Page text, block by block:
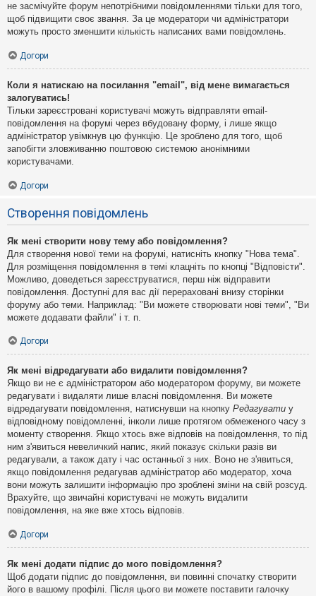
не засмічуйте форум непотрібними повідомленнями тільки для того,
щоб підвищити своє звання. За це модератори чи адміністратори
можуть просто зменшити кількість написаних вами повідомлень.
Догори
Коли я натискаю на посилання "email", від мене вимагається
залогуватись!
Тільки зареєстровані користувачі можуть відправляти email-
повідомлення на форумі через вбудовану форму, і лише якщо
адміністратор увімкнув цю функцію. Це зроблено для того, щоб
запобігти зловживанню поштовою системою анонімними
користувачами.
Догори
Створення повідомлень
Як мені створити нову тему або повідомлення?
Для створення нової теми на форумі, натисніть кнопку "Нова тема".
Для розміщення повідомлення в темі клацніть по кнопці "Відповісти".
Можливо, доведеться зареєструватися, перш ніж відправити
повідомлення. Доступні для вас дії перераховані внизу сторінки
форуму або теми. Наприклад: "Ви можете створювати нові теми", "Ви
можете додавати файли" і т. п.
Догори
Як мені відредагувати або видалити повідомлення?
Якщо ви не є адміністратором або модератором форуму, ви можете
редагувати і видаляти лише власні повідомлення. Ви можете
відредагувати повідомлення, натиснувши на кнопку Редагувати у
відповідному повідомленні, інколи лише протягом обмеженого часу з
моменту створення. Якщо хтось вже відповів на повідомлення, то під
ним з'явиться невеличкий напис, який показує скільки разів ви
редагували, а також дату і час останньої з них. Воно не з'явиться,
якщо повідомлення редагував адміністратор або модератор, хоча
вони можуть залишити інформацію про зроблені зміни на свій розсуд.
Врахуйте, що звичайні користувачі не можуть видалити
повідомлення, на яке вже хтось відповів.
Догори
Як мені додати підпис до мого повідомлення?
Щоб додати підпис до повідомлення, ви повинні спочатку створити
його в вашому профілі. Після цього ви можете поставити галочку